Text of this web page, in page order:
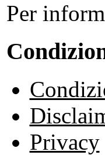
Per
Privacy